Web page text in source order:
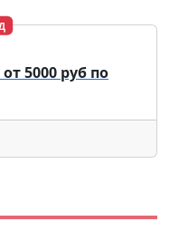
5000 руб по